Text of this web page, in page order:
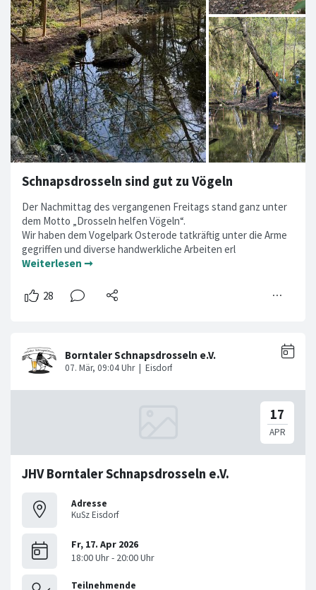
Schnapsdrosseln sind gut zu Vögeln
Der Nachmittag des vergangenen Freitags stand ganz unter
dem Motto „Drosseln helfen Vögeln“.
Wir haben dem Vogelpark Osterode tatkräftig unter die Arme
gegriffen und diverse handwerkliche Arbeiten erl
Weiterlesen ➞
JHV Borntaler Schnapsdrosseln e.V.
Adresse
KuSz Eisdorf